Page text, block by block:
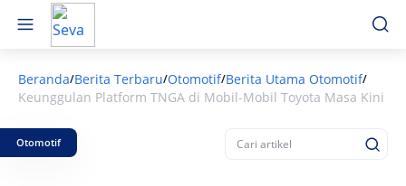
Beranda/Berita Terbaru/Otomotif/Berita Utama Otomotif/
Keunggulan Platform TNGA di Mobil-Mobil Toyota Masa Kini
Otomotif